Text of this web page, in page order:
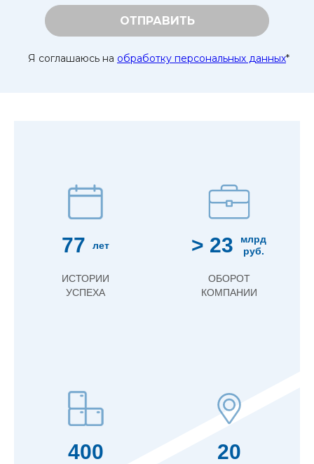
ОТПРАВИТЬ
Я соглашаюсь на обработку персональных данных*
77 лет
ИСТОРИИ
УСПЕХА
> 23
млрд
руб.
ОБОРОТ
КОМПАНИИ
400 20